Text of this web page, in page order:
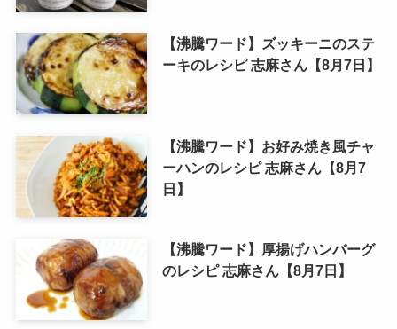
【沸騰ワード】ズッキーニのステ
ーキのレシピ 志麻さん【8月7日】
【沸騰ワード】お好み焼き風チャ
ーハンのレシピ 志麻さん【8月7
日】
【沸騰ワード】厚揚げハンバーグ
のレシピ 志麻さん【8月7日】